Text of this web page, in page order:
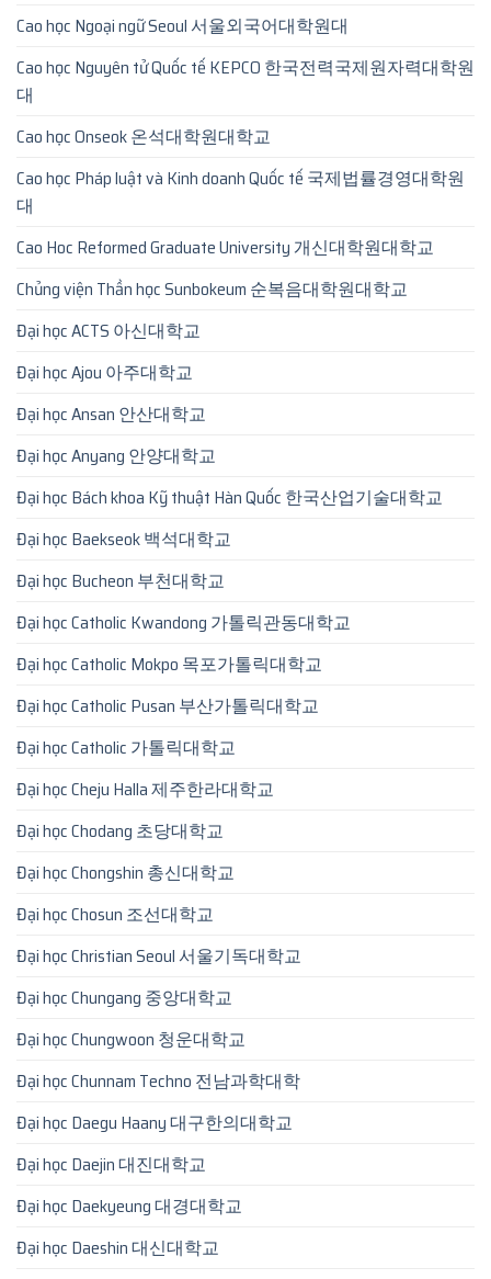
Cao học Ngoại ngữ Seoul 서울외국어대학원대
Cao học Nguyên tử Quốc tế KEPCO 한국전력국제원자력대학원
대
Cao học Onseok 온석대학원대학교
Cao học Pháp luật và Kinh doanh Quốc tế 국제법률경영대학원
대
Cao Hoc Reformed Graduate University 개신대학원대학교
Chủng viện Thần học Sunbokeum 순복음대학원대학교
Đại học ACTS 아신대학교
Đại học Ajou 아주대학교
Đại học Ansan 안산대학교
Đại học Anyang 안양대학교
Đại học Bách khoa Kỹ thuật Hàn Quốc 한국산업기술대학교
Đại học Baekseok 백석대학교
Đại học Bucheon 부천대학교
Đại học Catholic Kwandong 가톨릭관동대학교
Đại học Catholic Mokpo 목포가톨릭대학교
Đại học Catholic Pusan 부산가톨릭대학교
Đại học Catholic 가톨릭대학교
Đại học Cheju Halla 제주한라대학교
Đại học Chodang 초당대학교
Đại học Chongshin 총신대학교
Đại học Chosun 조선대학교
Đại học Christian Seoul 서울기독대학교
Đại học Chungang 중앙대학교
Đại học Chungwoon 청운대학교
Đại học Chunnam Techno 전남과학대학
Đại học Daegu Haany 대구한의대학교
Đại học Daejin 대진대학교
Đại học Daekyeung 대경대학교
Đại học Daeshin 대신대학교